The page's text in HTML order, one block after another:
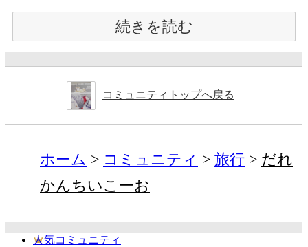
続きを読む
コミュニティトップへ戻る
ホーム コミュニティ 旅行
だれ
かんちいこーお
人気コミュニティ